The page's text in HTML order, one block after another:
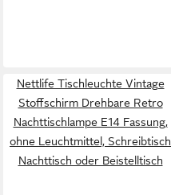
Nettlife Tischleuchte Vintage
Stoffschirm Drehbare Retro
Nachttischlampe E14 Fassung,
ohne Leuchtmittel, Schreibtisch
Nachttisch oder Beistelltisch